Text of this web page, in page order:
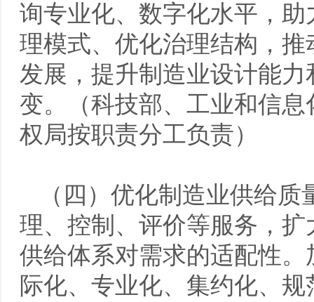
询专业化、数字化水平，
理模式、优化治理结构，
发展，提升制造业设计能
变。（科技部、工业和信
权局按职责分工负责）
（四）优化制造业供给
理、控制、评价等服务，
供给体系对需求的适配性
际化、专业化、集约化、